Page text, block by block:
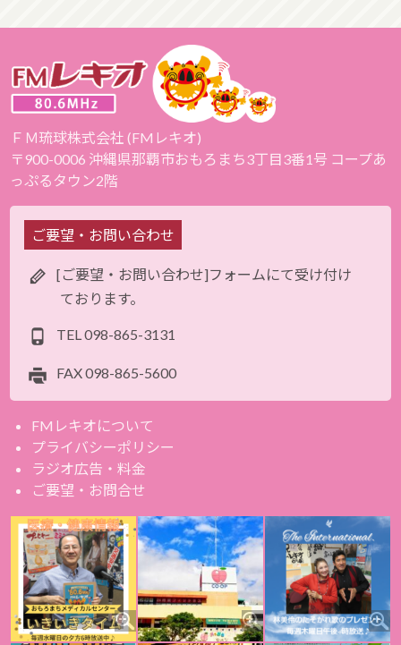
ＦＭ琉球株式会社 (FMレキオ)
〒900-0006 沖縄県那覇市おもろまち3丁目3番1号 コープあ
っぷるタウン2階
ご要望・お問い合わせ
[ご要望・お問い合わせ]フォームにて受け付け
ております。
TEL098-865-3131
FAX098-865-5600
FMレキオについて
プライバシーポリシー
ラジオ広告・料金
ご要望・お問合せ